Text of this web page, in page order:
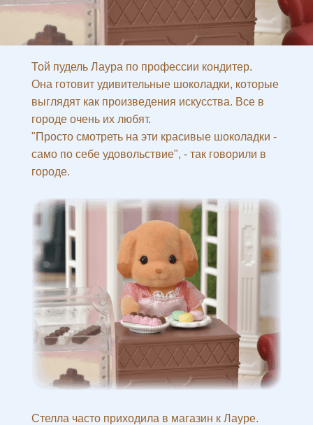
Той пудель Лаура по профессии кондитер.
Она готовит удивительные шоколадки, которые
выглядят как произведения искусства. Все в
городе очень их любят.
"Просто смотреть на эти красивые шоколадки -
само по себе удовольствие", - так говорили в
городе.
Стелла часто приходила в магазин к Лауре.